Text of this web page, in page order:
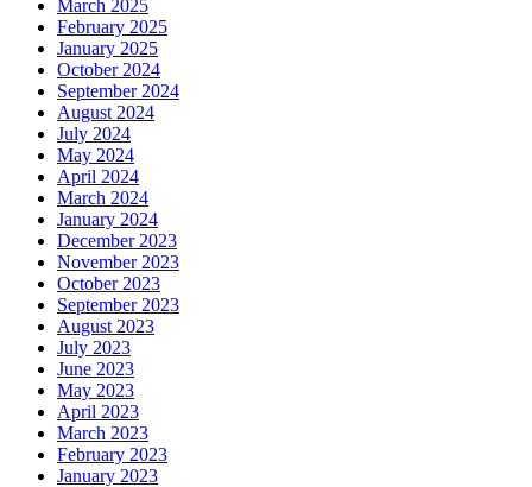
March 2025
February 2025
January 2025
October 2024
September 2024
August 2024
July 2024
May 2024
April 2024
March 2024
January 2024
December 2023
November 2023
October 2023
September 2023
August 2023
July 2023
June 2023
May 2023
April 2023
March 2023
February 2023
January 2023